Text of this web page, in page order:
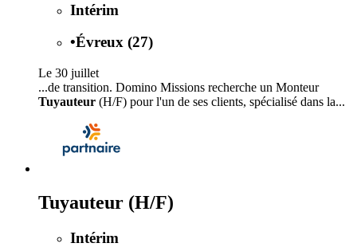
Intérim
•Évreux (27)
Le 30 juillet
...de transition. Domino Missions recherche un Monteur
Tuyauteur (H/F) pour l'un de ses clients, spécialisé dans la...
Tuyauteur (H/F)
Intérim